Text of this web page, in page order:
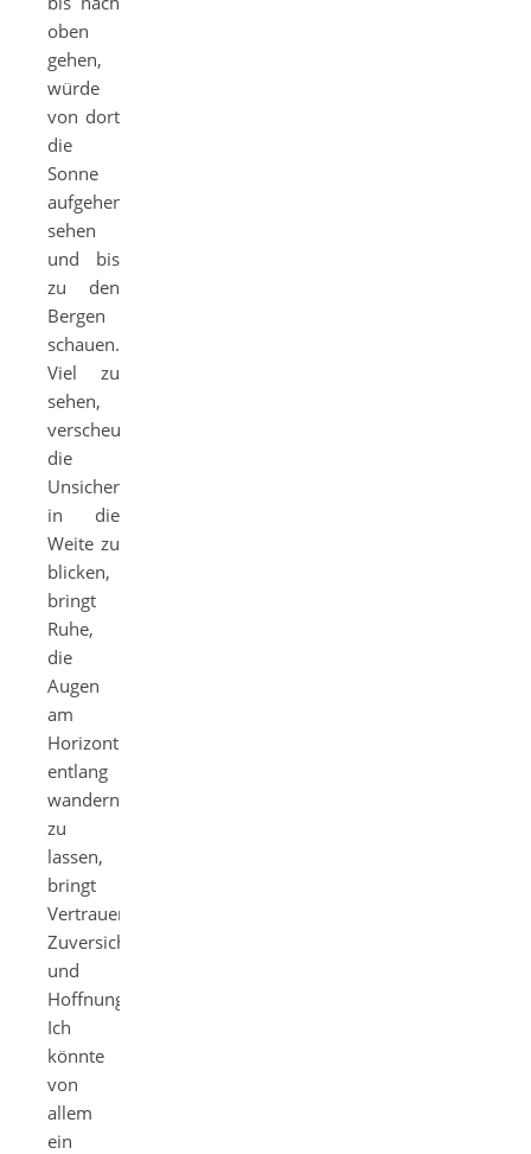
oben
gehen,
würde
von dort
die
Sonne
aufgehen
sehen
und bis
zu den
Bergen
schauen.
Viel zu
sehen,
verscheucht
die
Unsicherheit,
in die
Weite zu
blicken,
bringt
Ruhe,
die
Augen
am
Horizont
entlang
wandern
zu
lassen,
bringt
Vertrauen,
Zuversicht
und
Hoffnung.
Ich
könnte
von
allem
ein